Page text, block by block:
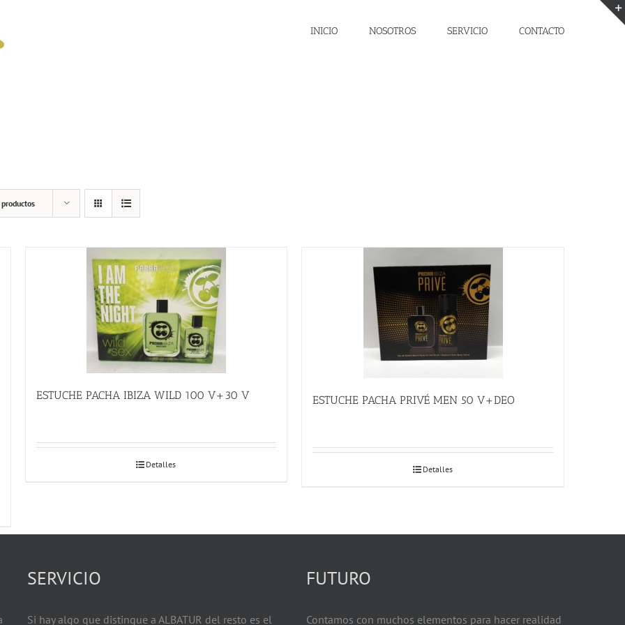
INICIO NOSOTROS SERVICIO CONTACTO
ESTUCHE PACHA IBIZA WILD 100 V+30 V
Detalles
ESTUCHE PACHA PRIVÉ MEN 50 V+DEO
Detalles
SERVICIO
Si hay algo que distingue a ALBATUR del resto es el
FUTURO
Contamos con muchos elementos para hacer realidad